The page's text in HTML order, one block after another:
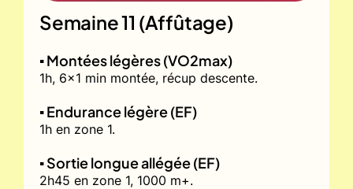
Semaine 11 (Affûtage)
▪️ Montées légères (VO2max)
1h, 6x1 min montée, récup descente.
▪️ Endurance légère (EF)
1h en zone 1.
▪️ Sortie longue allégée (EF)
2h45 en zone 1, 1000 m+.